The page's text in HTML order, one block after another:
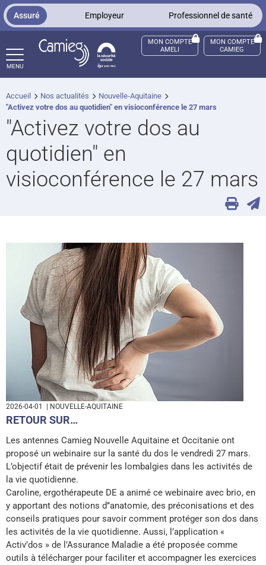
Panneau de gestion des cookies
Assuré Employeur Professionnel de santé
MENU
sourds et malentendants
MON COMPTE
AMELI
MON COMPTE
CAMIEG
Accueil Nos actualités
Nouvelle-Aquitaine
"Activez votre dos au quotidien" en visioconférence le 27 mars
"Activez votre dos au
quotidien" en
visioconférence le 27 mars
2026-04-01 | NOUVELLE-AQUITAINE
RETOUR SUR…
Les antennes Camieg Nouvelle Aquitaine et Occitanie ont
proposé un webinaire sur la santé du dos le vendredi 27 mars.
L’objectif était de prévenir les lombalgies dans les activités de
la vie quotidienne.
Caroline, ergothérapeute DE a animé ce webinaire avec brio, en
y apportant des notions d’’anatomie, des préconisations et des
conseils pratiques pour savoir comment protéger son dos dans
les activités de la vie quotidienne. Aussi, l’application «
Activ’dos » de l’Assurance Maladie a été proposée comme
outils à télécharger pour faciliter et accompagner les exercices